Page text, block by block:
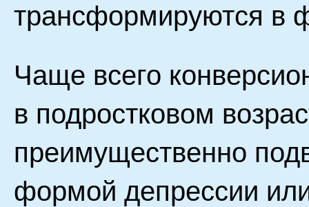
трансформируются в
Чаще всего
в подростковом
преимущественно
формой депрессии